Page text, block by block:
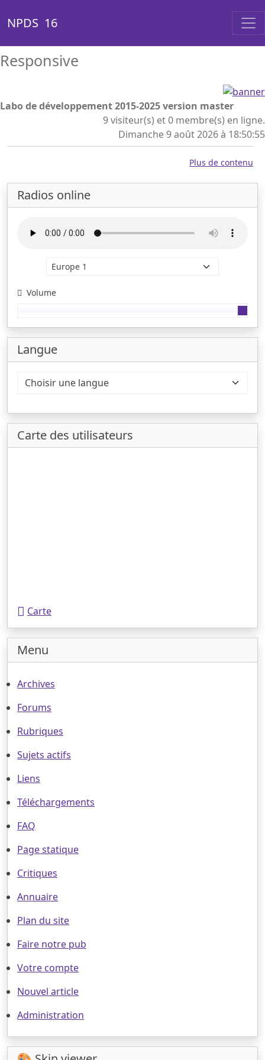
NPDS 16
Responsive
Labo de développement 2015-2025 version master
9 visiteur(s) et 0 membre(s) en ligne.
Dimanche 9 août 2026 à 18:50:55
Plus de contenu
Radios online
Volume
Langue
Carte des utilisateurs
Carte
Menu
Archives
Forums
Rubriques
Sujets actifs
Liens
Téléchargements
FAQ
Page statique
Critiques
Annuaire
Plan du site
Faire notre pub
Votre compte
Nouvel article
Administration